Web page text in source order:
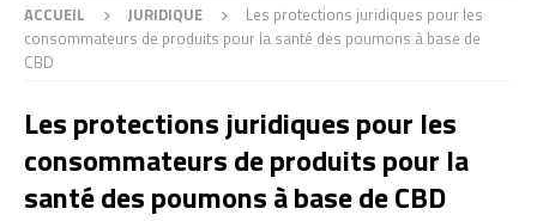
ACCUEIL JURIDIQUE
Les protections juridiques pour les
consommateurs de produits pour la santé des poumons à base de
CBD
Les protections juridiques pour les
consommateurs de produits pour la
santé des poumons à base de CBD